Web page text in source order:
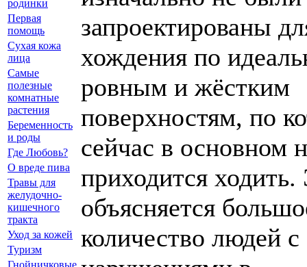
запроектированы
хождения по
ровным и жёстким
поверхностям, по
сейчас в основном
приходится
объясняется
количество людей с
родинки
Первая
помощь
Сухая кожа
лица
Самые
полезные
комнатные
растения
Беременность
и роды
Где Любовь?
О вреде пива
Травы для
желудочно-
кишечного
тракта
Уход за кожей
Туризм
Гнойничковые